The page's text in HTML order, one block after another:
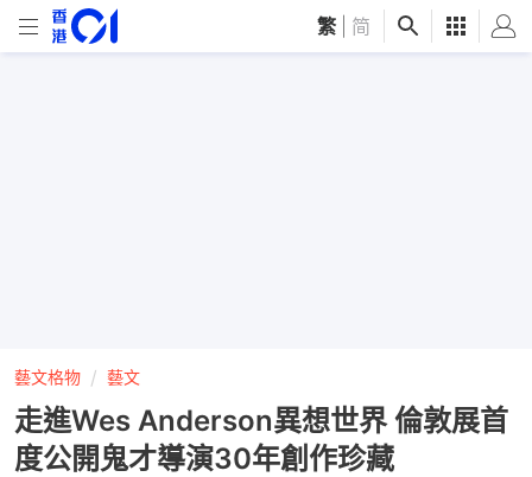
繁 简
藝文格物 藝文
走進Wes Anderson異想世界 倫敦展首
度公開鬼才導演30年創作珍藏